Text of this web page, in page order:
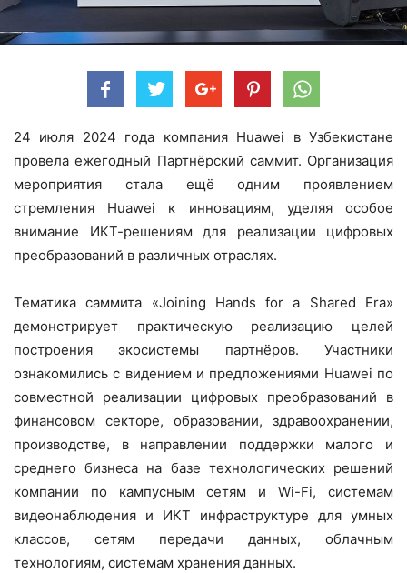
24 июля 2024 года компания Huawei в Узбекистане
провела ежегодный Партнёрский саммит. Организация
мероприятия стала ещё одним проявлением
стремления Huawei к инновациям, уделяя особое
внимание ИКТ-решениям для реализации цифровых
преобразований в различных отраслях.
Тематика саммита «Joining Hands for a Shared Era»
демонстрирует практическую реализацию целей
построения экосистемы партнёров. Участники
ознакомились с видением и предложениями Huawei по
совместной реализации цифровых преобразований в
финансовом секторе, образовании, здравоохранении,
производстве, в направлении поддержки малого и
среднего бизнеса на базе технологических решений
компании по кампусным сетям и Wi-Fi, системам
видеонаблюдения и ИКТ инфраструктуре для умных
классов, сетям передачи данных, облачным
технологиям, системам хранения данных.